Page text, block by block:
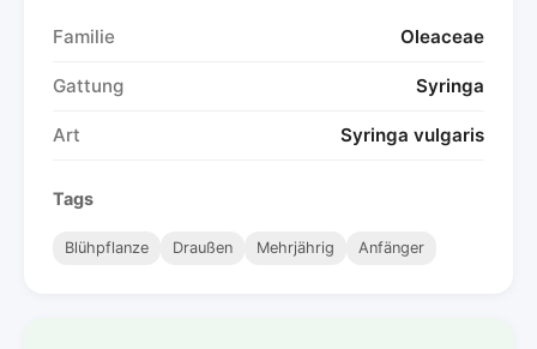
Familie Oleaceae
Gattung Syringa
Art Syringa vulgaris
Tags
Blühpflanze Draußen Mehrjährig Anfänger